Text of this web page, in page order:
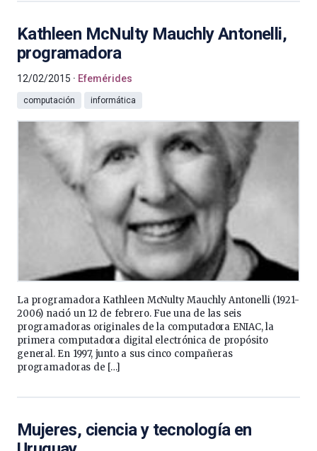
Kathleen McNulty Mauchly Antonelli,
programadora
12/02/2015 Efemérides
computación informática
La programadora Kathleen McNulty Mauchly Antonelli (1921-
2006) nació un 12 de febrero. Fue una de las seis
programadoras originales de la computadora ENIAC, la
primera computadora digital electrónica de propósito
general. En 1997, junto a sus cinco compañeras
programadoras de […]
Mujeres, ciencia y tecnología en